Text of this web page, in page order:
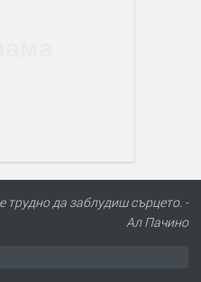
трудно да заблудиш сърцето. -
Ал Пачино